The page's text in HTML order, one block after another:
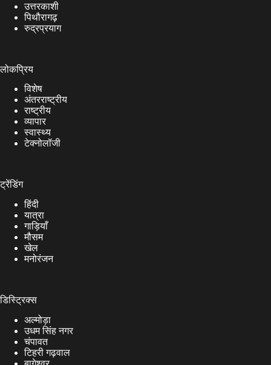
उत्तरकाशी
पिथौरागढ़
रुद्रप्रयाग
लोकप्रिय
विशेष
अंतरराष्ट्रीय
राष्ट्रीय
व्यापार
स्वास्थ्य
टेक्नोलॉजी
ट्रेंडिंग
हिंदी
यात्रा
गाड़ियाँ
मौसम
खेल
मनोरंजन
डिस्ट्रिक्स
अल्मोड़ा
उधम सिंह नगर
चंपावत
टिहरी गढ़वाल